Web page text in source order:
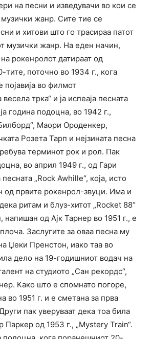
на песни и изведувачи во кои се
музички жанр. Сите тие се
и хитови што го трасираа патот
музички жанр. На еден начин,
рокенролот датираат од
тите, поточно во 1934 г., кога
појавија во филмот
весела трка“ и ја испеаја песната
година подоцна, во 1942 г.,
Маори Ороденкер,
Розета Тарп и нејзината песна
терминот рок и рол. Пак
во април 1949 г., од Гари
„Rock Awhille“, која, исто
од првите рокенрол-звуци. Има и
ритам и блуз-хитот „Rocket 88“
напишан од Ајк Тарнер во 1951 г., е
Заслугите за оваа песна му
Џеки Пренстон, иако таа во
дело на 19-годишниот водач на
на студиото „Сан рекордс“,
Како што е спомнато погоре,
во 1951 г. и е сметана за прва
пак уверуваат дека тоа била
Паркер од 1953 г., „Mystery Train“.